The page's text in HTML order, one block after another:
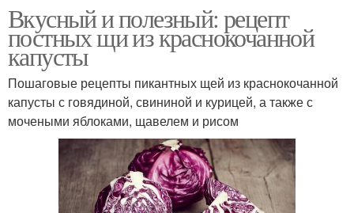
Вкусный и полезный: рецепт
постных щи из краснокочанной
капусты
Пошаговые рецепты пикантных щей из краснокочанной
капусты с говядиной, свининой и курицей, а также с
мочеными яблоками, щавелем и рисом